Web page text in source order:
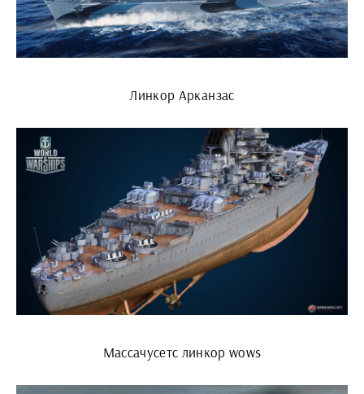
Линкор Арканзас
Массачусетс линкор wows